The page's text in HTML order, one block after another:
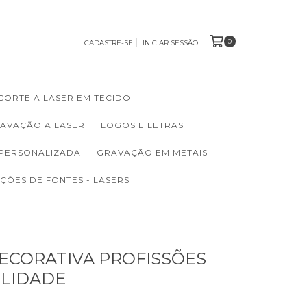
CADASTRE-SE INICIAR SESSÃO 0
A LASER EM TECIDO
A LASER LOGOS E LETRAS
GRAVAÇÃO EM METAIS
DE FONTES - LASERS
PROFISSÕES